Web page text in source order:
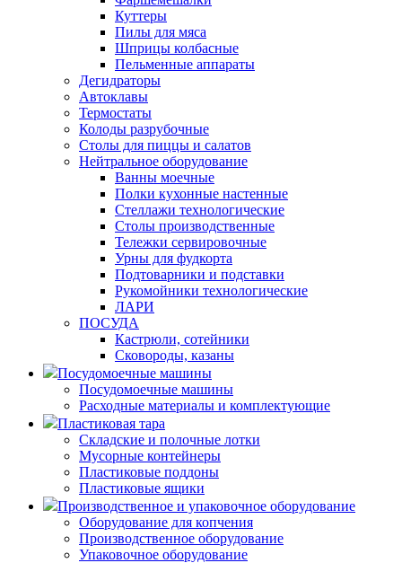
Куттеры
Пилы для мяса
Шприцы колбасные
Пельменные аппараты
Дегидраторы
Автоклавы
Термостаты
Колоды разрубочные
Столы для пиццы и салатов
Нейтральное оборудование
Ванны моечные
Полки кухонные настенные
Стеллажи технологические
Столы производственные
Тележки сервировочные
Урны для фудкорта
Подтоварники и подставки
Рукомойники технологические
ЛАРИ
ПОСУДА
Кастрюли, сотейники
Сковороды, казаны
Посудомоечные машины
Посудомоечные машины
Расходные материалы и комплектующие
Пластиковая тара
Складские и полочные лотки
Мусорные контейнеры
Пластиковые поддоны
Пластиковые ящики
Производственное и упаковочное оборудование
Оборудование для копчения
Производственное оборудование
Упаковочное оборудование